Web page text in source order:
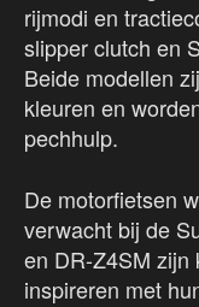
rijmodi en
slipper clutch en
Beide modellen
kleuren en
pechhulp.
De motorfietsen
verwacht bij de
en DR-Z4SM zijn
inspireren met